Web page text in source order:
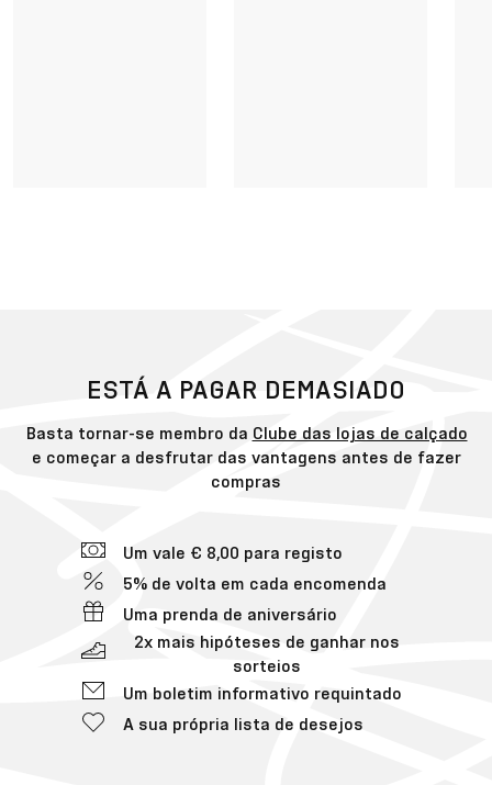
ESTÁ A PAGAR DEMASIADO
Basta tornar-se membro da Clube das lojas de calçado
e começar a desfrutar das vantagens antes de fazer
compras
Um vale € 8,00 para registo
5% de volta em cada encomenda
Uma prenda de aniversário
2x mais hipóteses de ganhar nos
sorteios
Um boletim informativo requintado
A sua própria lista de desejos